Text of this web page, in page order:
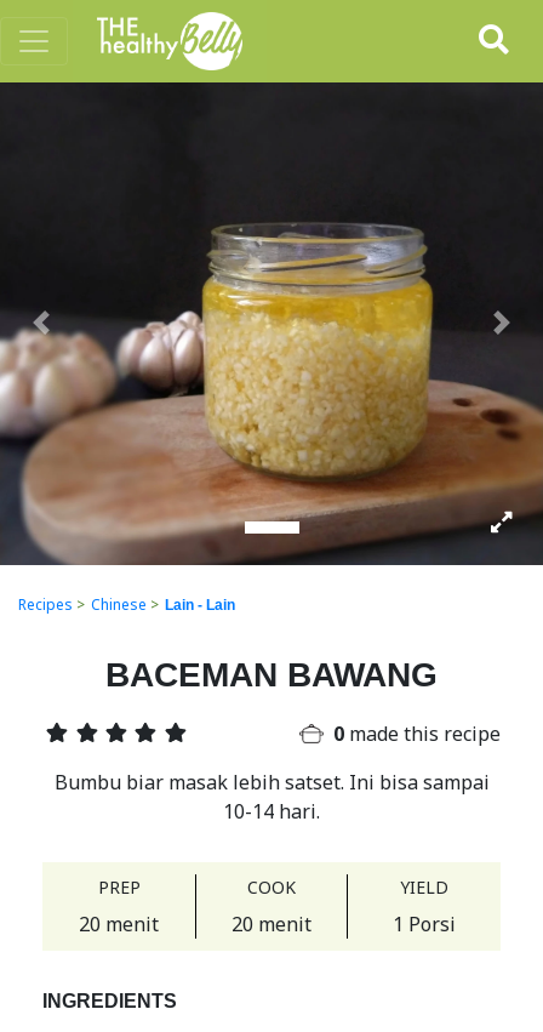
Previous Next
Recipes > Chinese > Lain - Lain
BACEMAN BAWANG
0 made this recipe
Bumbu biar masak lebih satset. Ini bisa sampai
10-14 hari.
PREP
20 menit
COOK
20 menit
YIELD
1 Porsi
INGREDIENTS